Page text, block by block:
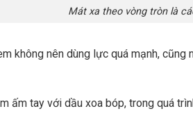
Mát xa theo vòng tròn là
không nên dùng lực quá mạnh,
ấm tay với dầu xoa bóp, trong quá